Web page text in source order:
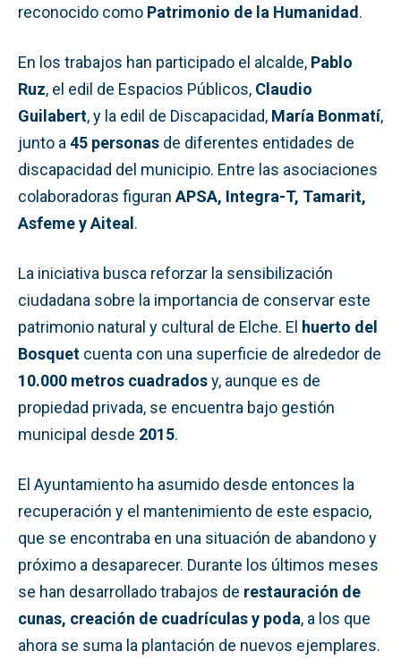
reconocido como Patrimonio de la Humanidad.
En los trabajos han participado el alcalde, Pablo
Ruz, el edil de Espacios Públicos, Claudio
Guilabert, y la edil de Discapacidad, María Bonmatí,
junto a 45 personas de diferentes entidades de
discapacidad del municipio. Entre las asociaciones
colaboradoras figuran APSA, Integra-T, Tamarit,
Asfeme y Aiteal.
La iniciativa busca reforzar la sensibilización
ciudadana sobre la importancia de conservar este
patrimonio natural y cultural de Elche. El huerto del
Bosquet cuenta con una superficie de alrededor de
10.000 metros cuadradosy, aunque es de
propiedad privada, se encuentra bajo gestión
municipal desde 2015.
El Ayuntamiento ha asumido desde entonces la
recuperación y el mantenimiento de este espacio,
que se encontraba en una situación de abandono y
próximo a desaparecer. Durante los últimos meses
se han desarrollado trabajos de restauración de
cunas, creación de cuadrículas y poda, a los que
ahora se suma la plantación de nuevos ejemplares.